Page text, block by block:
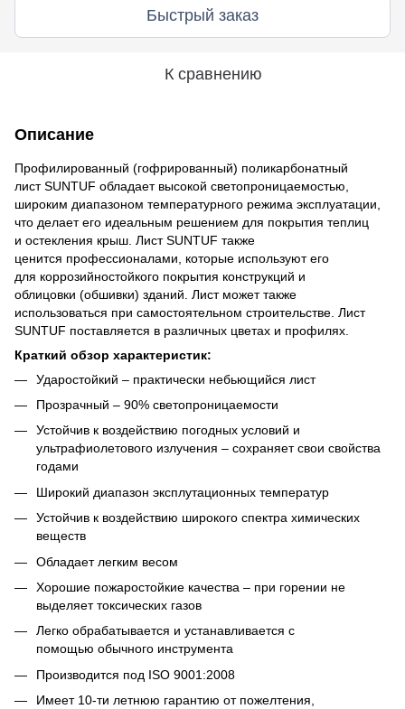
Быстрый заказ
К сравнению
Описание
Профилированный (гофрированный) поликарбонатный
лист SUNTUF обладает высокой светопроницаемостью,
широким диапазоном температурного режима эксплуатации,
что делает его идеальным решением для покрытия теплиц
и остекления крыш. Лист SUNTUF также
ценится профессионалами, которые используют его
для коррозийностойкого покрытия конструкций и
облицовки (обшивки) зданий. Лист может также
использоваться при самостоятельном строительстве. Лист
SUNTUF поставляется в различных цветах и профилях.
Краткий обзор характеристик:
Ударостойкий – практически небьющийся лист
Прозрачный – 90% светопроницаемости
Устойчив к воздействию погодных условий и
ультрафиолетового излучения – сохраняет свои свойства
годами
Широкий диапазон эксплутационных температур
Устойчив к воздействию широкого спектра химических
веществ
Обладает легким весом
Хорошие пожаростойкие качества – при горении не
выделяет токсических газов
Легко обрабатывается и устанавливается с
помощью обычного инструмента
Производится под ISO 9001:2008
Имеет 10-ти летнюю гарантию от пожелтения,